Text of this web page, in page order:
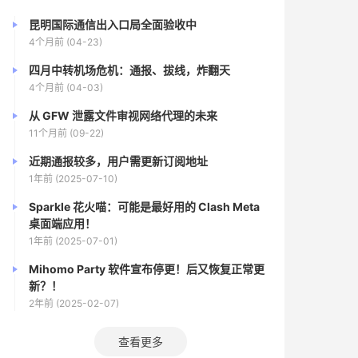
昆明国际通信出入口局全面验收中
4个月前 (04-23)
四月中转机场危机：通报、拔线，炸翻天
4个月前 (04-03)
从 GFW 泄露文件审视网络代理的未来
11个月前 (09-22)
近期通报较多，用户需更新订阅地址
1年前 (2025-07-10)
Sparkle 花火喵：可能是最好用的 Clash Meta
桌面端应用！
1年前 (2025-07-01)
Mihomo Party 软件宣布停更！后又恢复正常更
新？！
2年前 (2025-02-07)
查看更多